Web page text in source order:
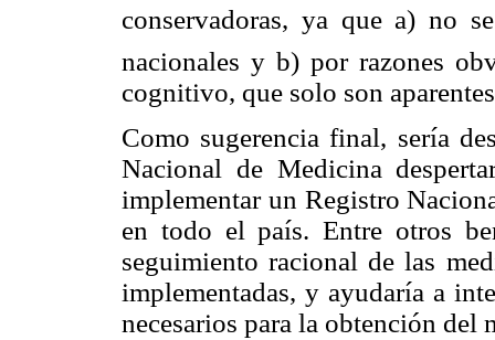
conservadoras, ya que a) no
nacionales y b) por razones
cognitivo, que solo son
Como sugerencia final, sería
Nacional de Medicina
implementar un Registro
en todo el país. Entre otros
seguimiento racional de las
implementadas, y ayudaría a
necesarios para la obtención del